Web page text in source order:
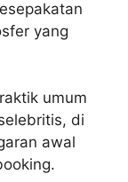
yang
umum
di
awal